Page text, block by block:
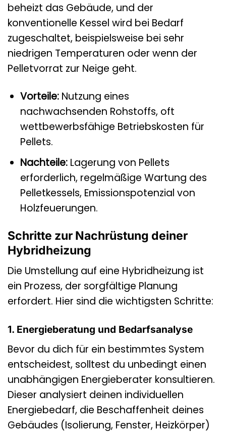
beheizt das Gebäude, und der
konventionelle Kessel wird bei Bedarf
zugeschaltet, beispielsweise bei sehr
niedrigen Temperaturen oder wenn der
Pelletvorrat zur Neige geht.
Vorteile:Nutzung eines
nachwachsenden Rohstoffs, oft
wettbewerbsfähige Betriebskosten für
Pellets.
Nachteile:Lagerung von Pellets
erforderlich, regelmäßige Wartung des
Pelletkessels, Emissionspotenzial von
Holzfeuerungen.
Schritte zur Nachrüstung deiner
Hybridheizung
Die Umstellung auf eine Hybridheizung ist
ein Prozess, der sorgfältige Planung
erfordert. Hier sind die wichtigsten Schritte:
1. Energieberatung und Bedarfsanalyse
Bevor du dich für ein bestimmtes System
entscheidest, solltest du unbedingt einen
unabhängigen Energieberater konsultieren.
Dieser analysiert deinen individuellen
Energiebedarf, die Beschaffenheit deines
Gebäudes (Isolierung, Fenster, Heizkörper)